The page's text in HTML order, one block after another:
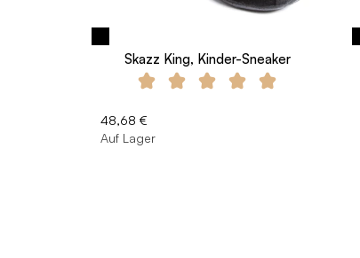
Skazz King, Kinder-Sneaker
48,68 €
Auf Lager